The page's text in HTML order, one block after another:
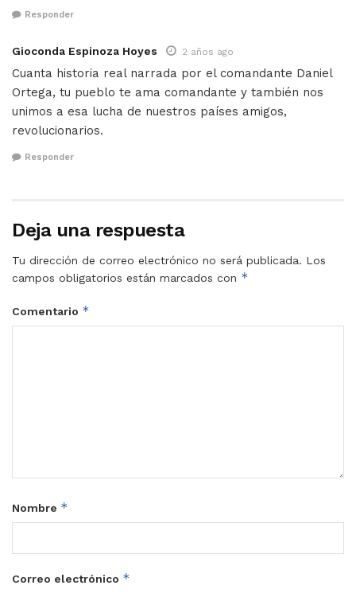
Responder
Gioconda Espinoza Hoyes 2 años ago
Cuanta historia real narrada por el comandante Daniel
Ortega, tu pueblo te ama comandante y también nos
unimos a esa lucha de nuestros países amigos,
revolucionarios.
Responder
Deja una respuesta
Tu dirección de correo electrónico no será publicada. Los
campos obligatorios están marcados con *
Comentario *
Nombre *
Correo electrónico *